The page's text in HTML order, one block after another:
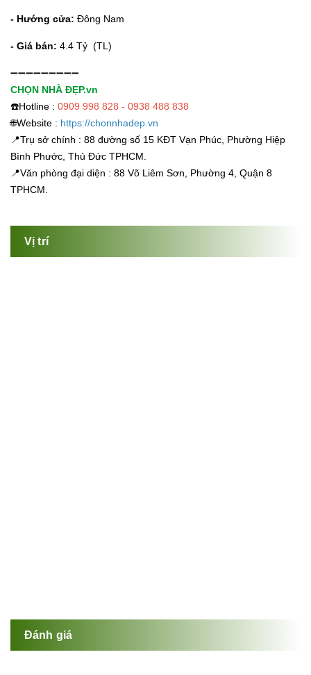
- Hướng cửa: Đông Nam
- Giá bán: 4.4 Tỷ (TL)
➖➖➖➖➖➖➖➖➖
CHỌN NHÀ ĐẸP.vn
☎️Hotline : 0909 998 828 - 0938 488 838
🌐Website : https://chonnhadep.vn
📍Trụ sở chính : 88 đường số 15 KĐT Vạn Phúc, Phường Hiệp
Bình Phước, Thủ Đức TPHCM.
📍Văn phòng đại diện : 88 Võ Liêm Sơn, Phường 4, Quận 8
TPHCM.
Vị trí
Đánh giá